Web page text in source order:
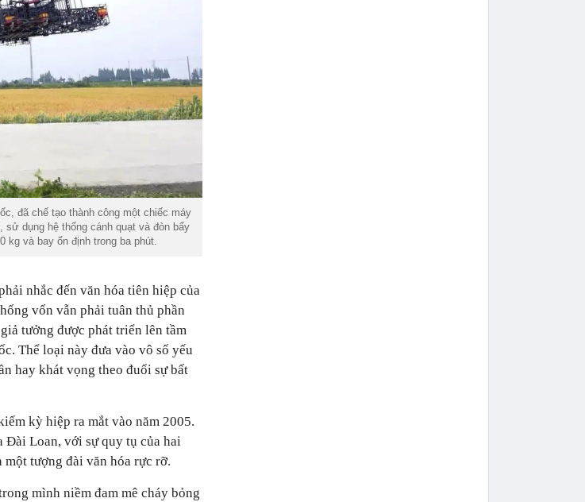
đã chế tạo thành công một chiếc máy
sử dụng hệ thống cánh quạt và đòn bẩy
kg và bay ổn định trong ba phút.
nhắc đến văn hóa tiên hiệp của
vốn vẫn phải tuân thủ phần
tưởng được phát triển lên tầm
Thể loại này đưa vào vô số yếu
hay khát vọng theo đuổi sự bất
kỳ hiệp ra mắt vào năm 2005.
Đài Loan, với sự quy tụ của hai
tượng đài văn hóa rực rỡ.
mình niềm đam mê cháy bỏng